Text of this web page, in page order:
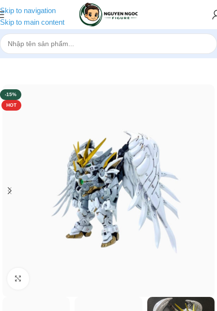
Skip to navigation
Skip to main content
Trang chủ»Cửa hàng»Mô hình Gundam SD XXXG-A Wing Snow
-15%
HOT